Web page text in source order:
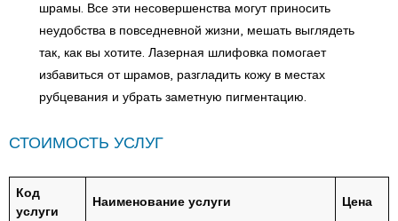
шрамы. Все эти несовершенства могут приносить
неудобства в повседневной жизни, мешать выглядеть
так, как вы хотите. Лазерная шлифовка помогает
избавиться от шрамов, разгладить кожу в местах
рубцевания и убрать заметную пигментацию.
СТОИМОСТЬ УСЛУГ
Код
услуги
Наименование услуги Цена